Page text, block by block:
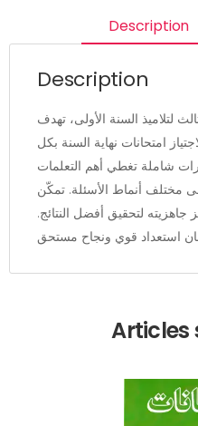
Description
Description
لتلاميذ السنة الأولى، تهدف
امتحانات نهاية السنة بكل
شاملة تغطي أهم التعلمات
مختلف أنماط الأسئلة. تمكّن
جاهزيته لتحقيق أفضل النتائج.
Articles